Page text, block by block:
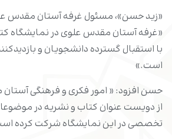
«زید حسن»، مسئول غرفه آستان مقدس
«غرفه آستان مقدس علوی در نمایشگاه
با استقبال گسترده دانشجویان و
است.»
حسن افزود: « امور فکری و فرهنگی
از دویست عنوان کتاب و نشریه در
تخصصی در این نمایشگاه شرکت کرده